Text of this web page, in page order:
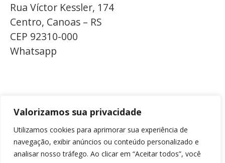
Valorizamos sua privacidade
Utilizamos cookies para aprimorar sua experiência de
navegação, exibir anúncios ou conteúdo personalizado e
analisar nosso tráfego. Ao clicar em “Aceitar todos”, você
Rua Víctor Kessler, 174
Centro, Canoas – RS
CEP 92310-000
Whatsapp
© Copyright 2025 CNBB Sul 3